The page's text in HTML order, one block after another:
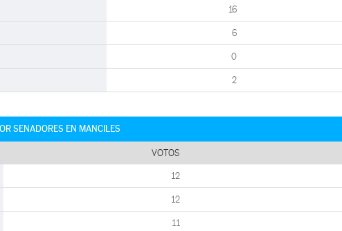
16
6
0
2
SENADORES EN MANCILES
VOTOS
12
12
11